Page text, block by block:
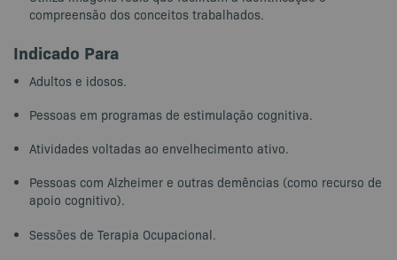
compreensão dos conceitos trabalhados.
Indicado Para
Adultos e idosos.
Pessoas em programas de estimulação cognitiva.
Atividades voltadas ao envelhecimento ativo.
Pessoas com Alzheimer e outras demências (como recurso de
apoio cognitivo).
Sessões de Terapia Ocupacional.